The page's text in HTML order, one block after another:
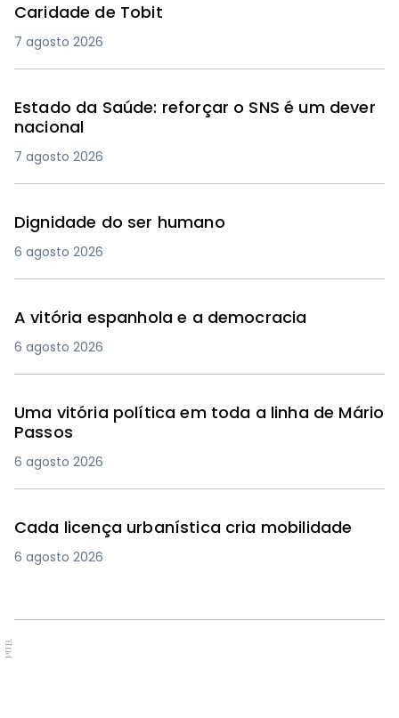
Caridade de Tobit
7 agosto 2026
Estado da Saúde: reforçar o SNS é um dever
nacional
7 agosto 2026
Dignidade do ser humano
6 agosto 2026
A vitória espanhola e a democracia
6 agosto 2026
Uma vitória política em toda a linha de Mário
Passos
6 agosto 2026
Cada licença urbanística cria mobilidade
6 agosto 2026
PUB.